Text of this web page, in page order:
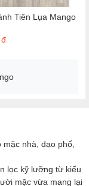
Tiên Lụa Mango
đ
nhà, dạo phố,
lọc kỹ lưỡng từ kiểu
mặc vừa mang lại